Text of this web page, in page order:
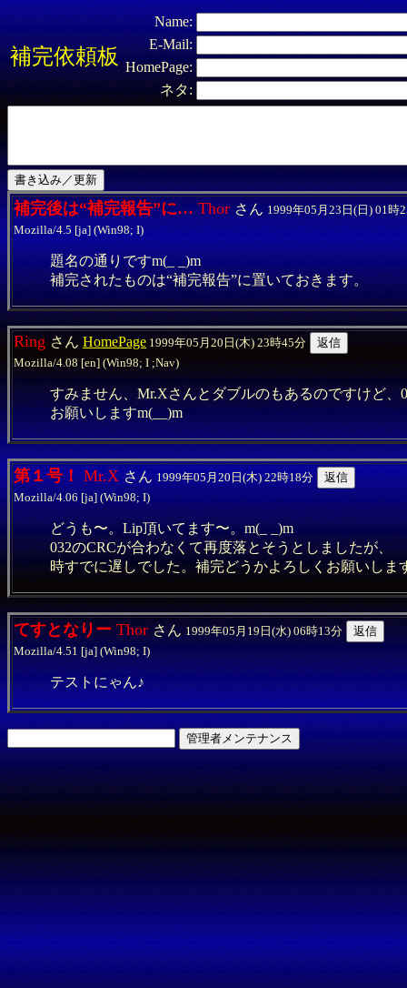
補完依頼板
Name:
E-Mail:
HomePage:
ネタ:
補完後は“補完報告”に… Thor さん 1999年05月23日(日) 01時
Mozilla/4.5 [ja] (Win98; I)
題名の通りですm(_ _)m
補完されたものは“補完報告”に置いておきます。
RingさんHomePage 1999年05月20日(木) 23時45分
Mozilla/4.08 [en] (Win98; I ;Nav)
すみません、Mr.Xさんとダブルのもあるのですけど、
お願いしますm(__)m
第１号！ Mr.X さん 1999年05月20日(木) 22時18分
Mozilla/4.06 [ja] (Win98; I)
どうも〜。Lip頂いてます〜。m(_ _)m
032のCRCが合わなくて再度落とそうとしましたが、
時すでに遅しでした。補完どうかよろしくお願いしま
てすとなりーThor さん 1999年05月19日(水) 06時13分
Mozilla/4.51 [ja] (Win98; I)
テストにゃん♪